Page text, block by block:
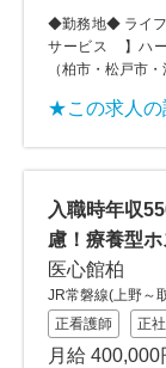
◆勤務地◆ ライ
サービス 】ハー
（柏市・松戸市
★この求人の
入職時年収
慮！療養型
医心館柏
JR常磐線(上野～
正看護師
正
月給